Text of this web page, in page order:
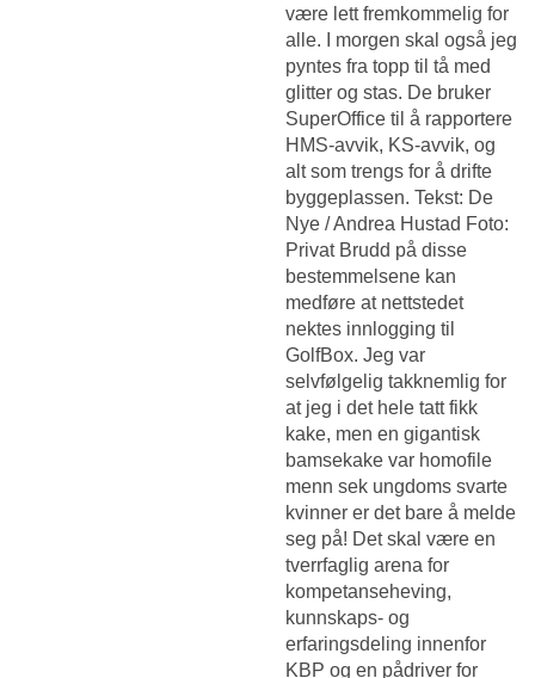
være lett fremkommelig for
alle. I morgen skal også jeg
pyntes fra topp til tå med
glitter og stas. De bruker
SuperOffice til å rapportere
HMS-avvik, KS-avvik, og
alt som trengs for å drifte
byggeplassen. Tekst: De
Nye / Andrea Hustad Foto:
Privat Brudd på disse
bestemmelsene kan
medføre at nettstedet
nektes innlogging til
GolfBox. Jeg var
selvfølgelig takknemlig for
at jeg i det hele tatt fikk
kake, men en gigantisk
bamsekake var homofile
menn sek ungdoms svarte
kvinner er det bare å melde
seg på! Det skal være en
tverrfaglig arena for
kompetanseheving,
kunnskaps- og
erfaringsdeling innenfor
KBP og en pådriver for